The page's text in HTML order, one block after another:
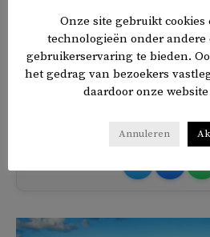
in het openbaar kledingstukken
van top tot teen volledig
niet specifiek vermeld welke kleur
kledingstukken moesten hebben.
Onze site gebruikt
technologieën onder andere
gebruikerservaring te bieden.
het gedrag van bezoekers
daardoor onze
Annuleren